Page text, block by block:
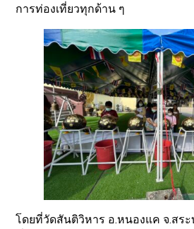
การท่องเที่ยวทุกด้าน ๆ
โดยที่วัดสันติวิหาร อ.หนองแค จ.สร